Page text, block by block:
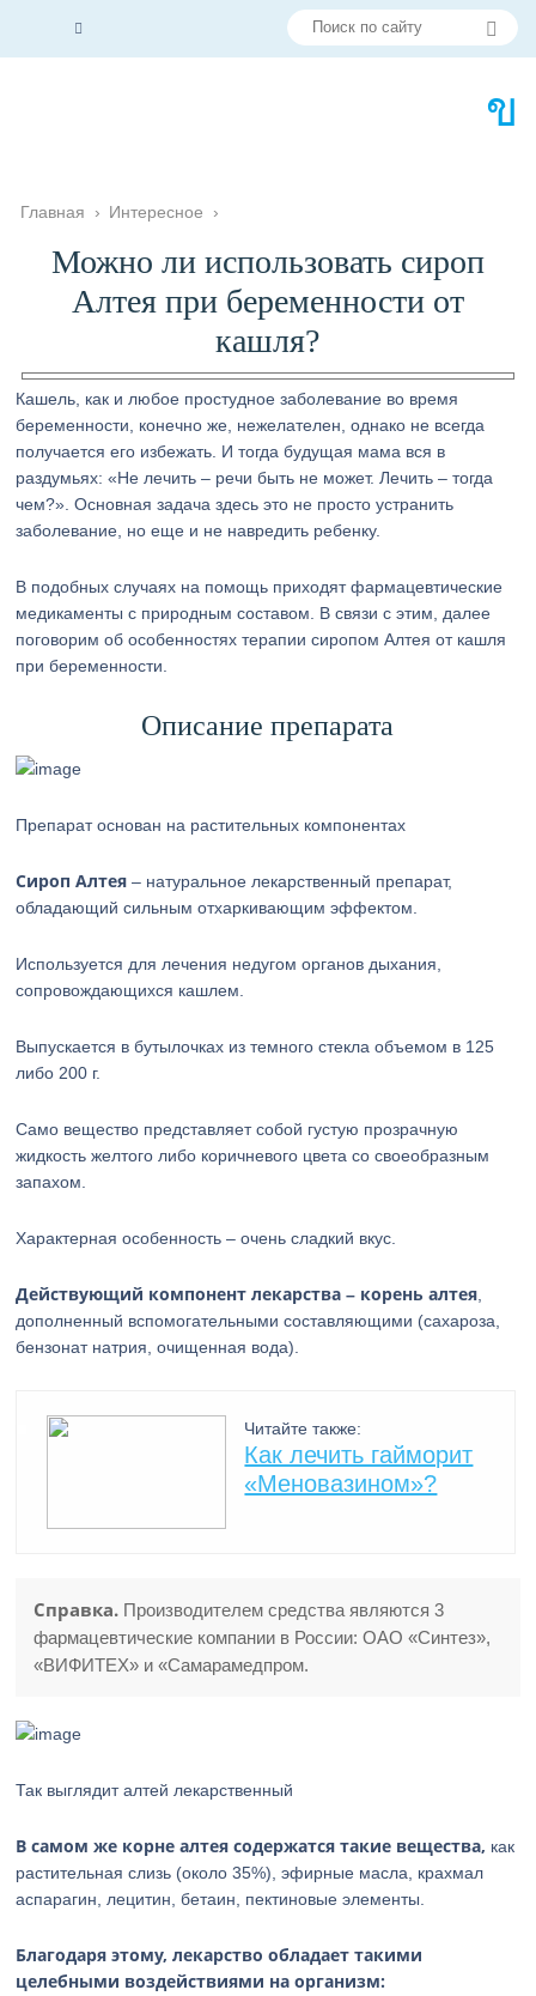
Главная › Интересное ›
Можно ли использовать сироп
Алтея при беременности от
кашля?
Кашель, как и любое простудное заболевание во время
беременности, конечно же, нежелателен, однако не всегда
получается его избежать. И тогда будущая мама вся в
раздумьях: «Не лечить – речи быть не может. Лечить – тогда
чем?». Основная задача здесь это не просто устранить
заболевание, но еще и не навредить ребенку.
В подобных случаях на помощь приходят фармацевтические
медикаменты с природным составом. В связи с этим, далее
поговорим об особенностях терапии сиропом Алтея от кашля
при беременности.
Описание препарата
Препарат основан на растительных компонентах
Сироп Алтея – натуральное лекарственный препарат,
обладающий сильным отхаркивающим эффектом.
Используется для лечения недугом органов дыхания,
сопровождающихся кашлем.
Выпускается в бутылочках из темного стекла объемом в 125
либо 200 г.
Само вещество представляет собой густую прозрачную
жидкость желтого либо коричневого цвета со своеобразным
запахом.
Характерная особенность – очень сладкий вкус.
Действующий компонент лекарства – корень алтея
дополненный вспомогательными составляющими (сахароза,
бензонат натрия, очищенная вода).
Читайте также:
Как лечить гайморит
«Меновазином»?
Справка. Производителем средства являются 3
фармацевтические компании в России: ОАО «Синтез»,
«ВИФИТЕХ» и «Самарамедпром.
Так выглядит алтей лекарственный
В самом же корне алтея содержатся такие вещества, как
растительная слизь (около 35%), эфирные масла, крахмал
аспарагин, лецитин, бетаин, пектиновые элементы.
Благодаря этому, лекарство обладает такими
целебными воздействиями на организм: